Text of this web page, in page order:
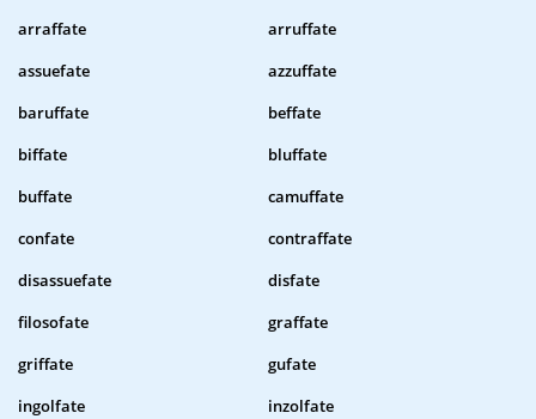
arraffate
arruffate
assuefate
azzuffate
baruffate
beffate
biffate
bluffate
buffate
camuffate
confate
contraffate
disassuefate
disfate
filosofate
graffate
griffate
gufate
ingolfate
inzolfate